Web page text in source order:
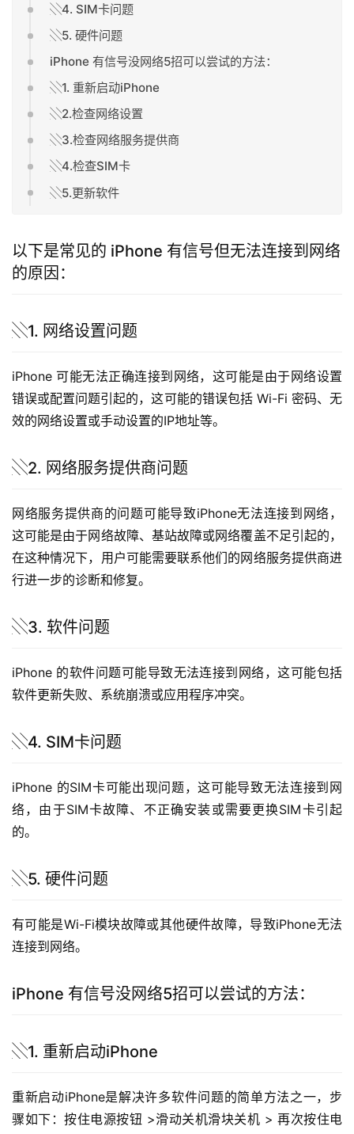
░4. SIM卡问题
░5. 硬件问题
iPhone 有信号没网络5招可以尝试的方法：
░1. 重新启动iPhone
░2.检查网络设置
░3.检查网络服务提供商
░4.检查SIM卡
░5.更新软件
以下是常见的 iPhone 有信号但无法连接到网络
的原因：
░1. 网络设置问题
iPhone 可能无法正确连接到网络，这可能是由于网络设置
错误或配置问题引起的，这可能的错误包括 Wi-Fi 密码、无
效的网络设置或手动设置的IP地址等。
░2. 网络服务提供商问题
网络服务提供商的问题可能导致iPhone无法连接到网络，
这可能是由于网络故障、基站故障或网络覆盖不足引起的，
在这种情况下，用户可能需要联系他们的网络服务提供商进
行进一步的诊断和修复。
░3. 软件问题
iPhone 的软件问题可能导致无法连接到网络，这可能包括
软件更新失败、系统崩溃或应用程序冲突。
░4. SIM卡问题
iPhone 的SIM卡可能出现问题，这可能导致无法连接到网
络，由于SIM卡故障、不正确安装或需要更换SIM卡引起
的。
░5. 硬件问题
有可能是Wi-Fi模块故障或其他硬件故障，导致iPhone无法
连接到网络。
iPhone 有信号没网络5招可以尝试的方法：
░1. 重新启动iPhone
重新启动iPhone是解决许多软件问题的简单方法之一，步
骤如下：按住电源按钮 >滑动关机滑块关机 > 再次按住电